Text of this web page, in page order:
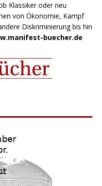
Klassiker oder neu
von Ökonomie, Kampf
Diskriminierung bis hin
buecher.de